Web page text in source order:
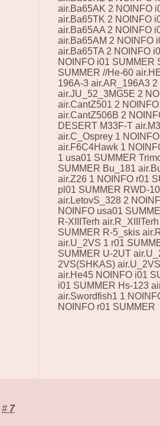
air.Ba65AK 2 NOINFO
air.Ba65TK 2 NOINFO
air.Ba65AA 2 NOINFO
air.Ba65AM 2 NOINFO
air.Ba65TA 2 NOINFO
NOINFO i01 SUMMER
SUMMER //He-60
196A-3 air.AR_196A3
air.JU_52_3MG5E 2
air.CantZ501 2
air.CantZ506B 2
DESERT M33F-T
air.C_Osprey 1
air.F6C4Hawk 1
1 usa01 SUMMER
SUMMER Bu_181
air.Z26 1 NOINFO r01
pl01 SUMMER RWD-
air.LetovS_328 2
NOINFO usa01
R-XIIITerh
SUMMER R-5_skis
air.U_2VS 1 r01
SUMMER U-2UT
2VS(SHKAS)
air.He45 NOINFO i01
i01 SUMMER Hs-123
air.Swordfish1 1
NOINFO r01 SUMMER
# 7